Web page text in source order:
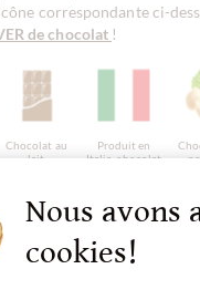
correspondante ci-
de chocolat !
Chocolat au
lait
Produit en
Italie, chocolat
Nous avons
cookies!